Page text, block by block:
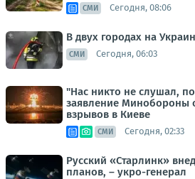
СМИ Сегодня, 08:06
В двух городах на
СМИ Сегодня, 06:03
"Нас никто не слушал,
заявление Минобороны
взрывов в Киеве
СМИ Сегодня, 02:33
Русский «Старлинк»
планов, – укро-генерал